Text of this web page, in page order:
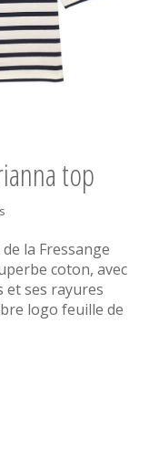
top
la Fressange
coton, avec
ses rayures
logo feuille de